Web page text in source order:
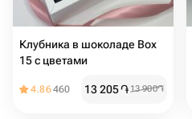
Клубника в шоколаде Box
15 с цветами
4.86460 13 205֏13 900֏